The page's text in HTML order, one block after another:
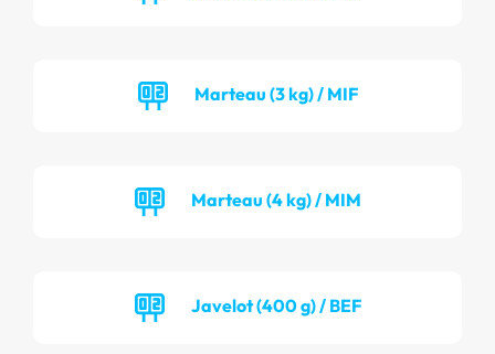
Marteau (3 kg) / MIF
Marteau (4 kg) / MIM
Javelot (400 g) / BEF